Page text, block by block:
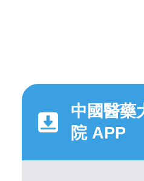
中國醫藥
院 APP